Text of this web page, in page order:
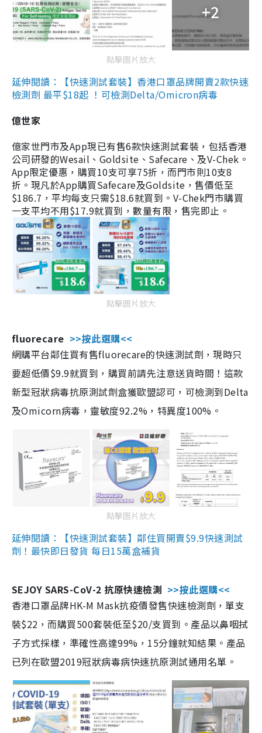
+2
點擊圖片放大
延伸閱讀：【快速測試套裝】香港口罩品牌開賣2款快速
檢測劑 最平$18起 ！可檢測Delta/Omicron病毒
億世家
億家世門市及App現已有售6款快速測試套裝，包括香港
公司研發的Wesail、Goldsite、Safecare、及V-Chek。
App限定優惠，購買10支可享75折，而門市則10支8
折。現凡於App購買Safecare及Goldsite，售價低至
$186.7，平均每支只需$18.6就買到。V-Chek門市購買
一支平均不用$17.9就買到，數量有限，售完即止。
點擊圖片放大
fluorecare >>按此選購<<
網購平台鄰住買有售fluorecare的快速測試劑，現時只
要超低價$9.9就買到，購買前請先注意送貨時間！這款
新型冠狀病毒抗原測試劑盒獲歐盟認可，可檢測到Delta
及Omicorn病毒，靈敏度92.2%，特異度100%。
點擊圖片放大
延伸閱讀：【快速測試套裝】鄰住買開賣$9.9快速測試
劑！最快即日發貨 每日15萬盒補貨
SEJOY SARS-CoV-2 抗原快速檢測 >>按此選購<<
香港口罩品牌HK-M Mask抗疫價發售快速檢測劑，單支
裝$22，而購買500套裝低至$20/支買到。產品以鼻咽拭
子方式採樣，準確性高達99%，15分鐘就知結果。產品
已列在歐盟2019冠狀病毒病快速抗原測試通用名單。